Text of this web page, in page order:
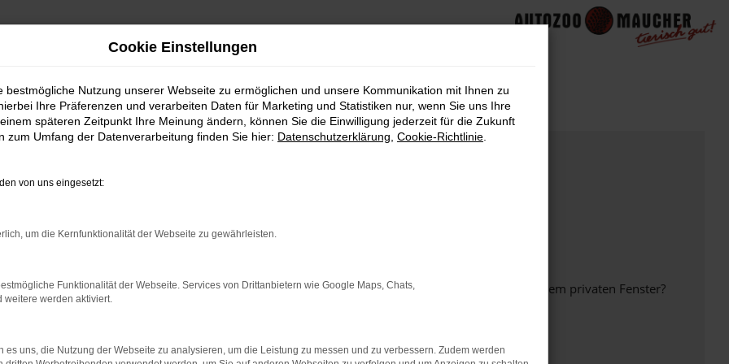
bestimmter Seiten verhindern. Funktioniert die Seite in einem anderen Browser oder in einem privaten Fenster?
beheben.
auf dem neuesten Stand sind.
Cookie Einstellungen
bestmögliche Nutzung unserer Webseite zu ermöglichen und unsere Kommunikation mit Ihnen zu
Ihre Präferenzen und verarbeiten Daten für Marketing und Statistiken nur, wenn Sie uns Ihre
späteren Zeitpunkt Ihre Meinung ändern, können Sie die Einwilligung jederzeit für die Zukunft
zum Umfang der Datenverarbeitung finden Sie hier: Datenschutzerklärung Cookie-Richtlinie
von uns eingesetzt:
um die Kernfunktionalität der Webseite zu gewährleisten.
Funktionalität der Webseite. Services von Drittanbietern wie Google Maps, Chats,
weitere werden aktiviert.
es uns, die Nutzung der Webseite zu analysieren, um die Leistung zu messen und zu verbessern. Zudem werden